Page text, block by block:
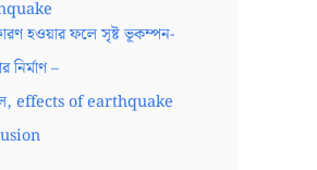
হওয়ার ফলে সৃষ্ট ভূকম্পন-
নির্মাণ –
effects of earthquake